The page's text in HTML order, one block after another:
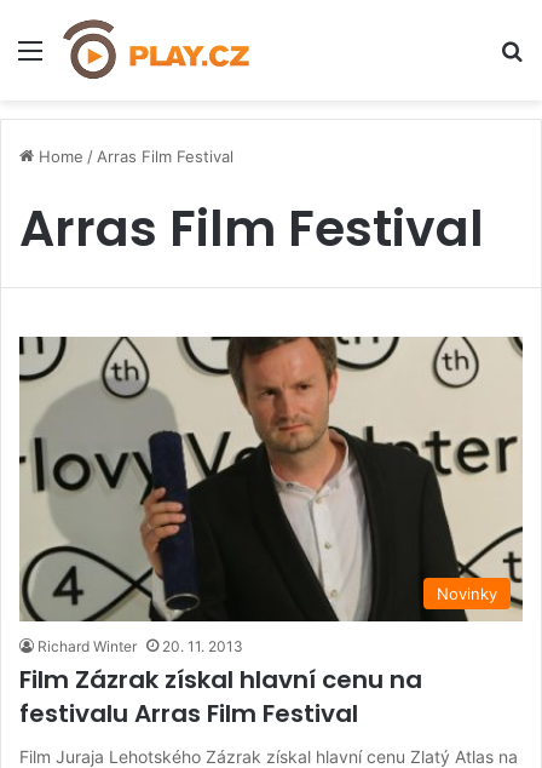
Menu
Home / Arras Film Festival
Arras Film Festival
Novinky
Richard Winter 20. 11. 2013
Film Zázrak získal hlavní cenu na
festivalu Arras Film Festival
Film Juraja Lehotského Zázrak získal hlavní cenu Zlatý Atlas na